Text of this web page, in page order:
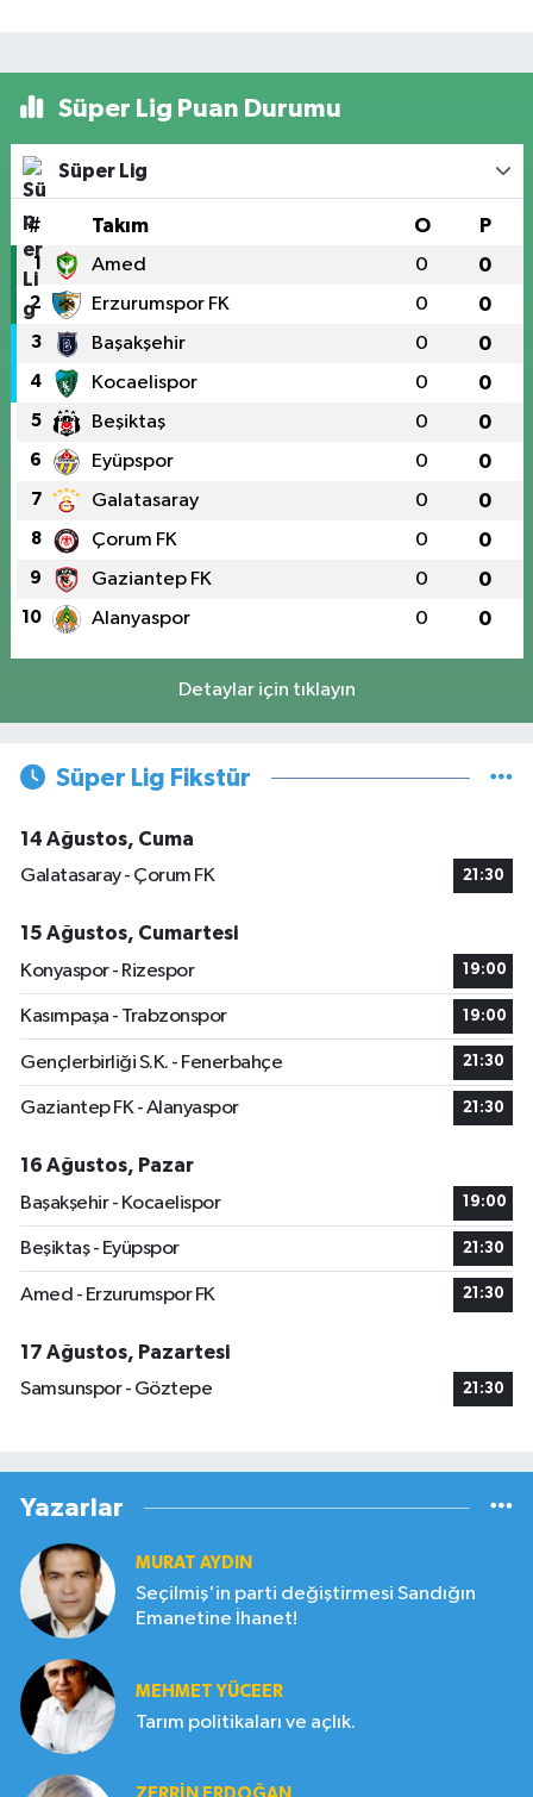
Süper Lig Puan Durumu
Süper Lig
# Takım O P
1 Amed 0 0
2 Erzurumspor FK 0 0
3 Başakşehir 0 0
4 Kocaelispor 0 0
5 Beşiktaş 0 0
6 Eyüpspor 0 0
7 Galatasaray 0 0
8 Çorum FK 0 0
9 Gaziantep FK 0 0
10 Alanyaspor 0 0
Detaylar için tıklayın
Süper Lig Fikstür
14 Ağustos, Cuma
Galatasaray - Çorum FK
21:30
15 Ağustos, Cumartesi
Konyaspor - Rizespor
19:00
Kasımpaşa - Trabzonspor 19:00
Gençlerbirliği S.K. - Fenerbahçe 21:30
Gaziantep FK - Alanyaspor 21:30
16 Ağustos, Pazar
Başakşehir - Kocaelispor
19:00
Beşiktaş - Eyüpspor 21:30
Amed - Erzurumspor FK 21:30
17 Ağustos, Pazartesi
Samsunspor - Göztepe
21:30
Yazarlar
MURAT AYDIN
Seçilmiş'in parti değiştirmesi Sandığın
Emanetine İhanet!
MEHMET YÜCEER
Tarım politikaları ve açlık.